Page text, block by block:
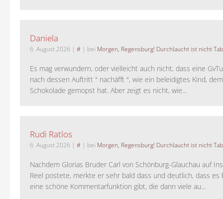
Daniela
6. August 2026 | # | bei Morgen, Regensburg! Durchlaucht ist nicht
Es mag verwundern, oder vielleicht auch nicht, dass eine
nach dessen Auftritt " nachäfft ", wie ein beleidigtes Kind,
Schokolade gemopst hat. Aber zeigt es nicht, wie...
Rudi Ratlos
6. August 2026 | # | bei Morgen, Regensburg! Durchlaucht ist nicht
Nachdem Glorias Bruder Carl von Schönburg-Glauchau auf
Reel postete, merkte er sehr bald dass und deutlich, dass es
eine schöne Kommentarfunktion gibt, die dann viele au...